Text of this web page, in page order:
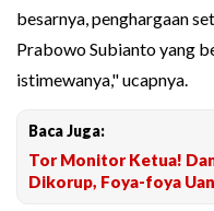
besarnya, penghargaan
Prabowo Subianto yang
istimewanya," ucapnya.
Baca Juga:
Tor Monitor Ketua!
Dikorup, Foya-foya